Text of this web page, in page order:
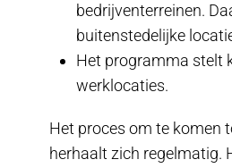
bedrijventerreinen.
buitenstedelijke
Het programma stelt
werklocaties.
Het proces om te komen
herhaalt zich regelmatig.